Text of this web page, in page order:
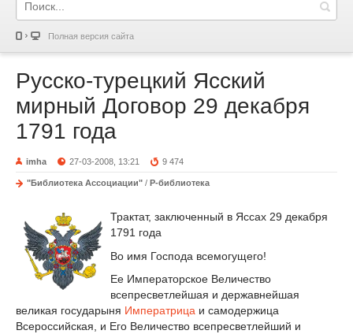
Полная версия сайта
Русско-турецкий Ясский
мирный Договор 29 декабря
1791 года
imha 27-03-2008, 13:21 9 474
"Библиотека Ассоциации" / Р-библиотека
Трактат, заключенный в Яссах 29 декабря
1791 года
Во имя Господа всемогущего!
Ее Императорское Величество
всепресветлейшая и державнейшая
великая государыня Императрица и самодержица
Всероссийская, и Его Величество всепресветлейший и